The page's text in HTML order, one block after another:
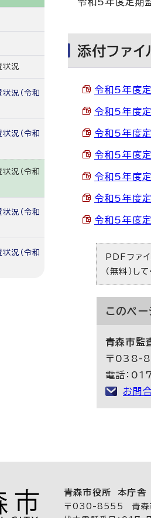
添付ファイ
令和5年度
令和5年度
令和5年度
令和5年度
令和5年度
令和5年度
令和5年度
PDFファ
（無料）し
このペー
青森市監
〒038-
電話：
お問
状況
況（令和
況（令和
況（令和
況（令和
況（令和
青森市役所 本庁舎
〒030-8555 青森